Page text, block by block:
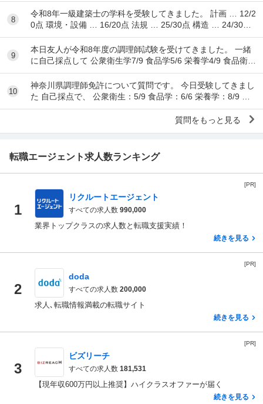
8
令和8年一級建築士の学科を受験してきました。 計画 … 12/2
0点 環境・設備 … 16/20点 法規 … 25/30点 構造 … 24/30点
...
9
本日友人が令和8年度の調理師試験を受けてきました。 一緒
に自己採点して 公衆衛生学7/9 食品学5/6 栄養学4/9 食品衛生
学8/15 調理理論9/17 食文
10
神奈川県調理師免許について質問です。 今日受験してきまし
た 自己採点で、 公衆衛生：5/9 食品学：6/6 栄養学：8/9 食
品衛生：10/15 調理理...
質問をもっと見る
転職エージェント求人数ランキング
[PR]
1
リクルートエージェント
すべての求人数 990,000
業界トップクラスの求人数と転職支援実績！
続きを見る
[PR]
2
doda
すべての求人数 200,000
求人､転職情報満載の転職サイト
続きを見る
[PR]
3
ビズリーチ
すべての求人数 181,531
【現年収600万円以上推奨】ハイクラスオファーが届く
続きを見る